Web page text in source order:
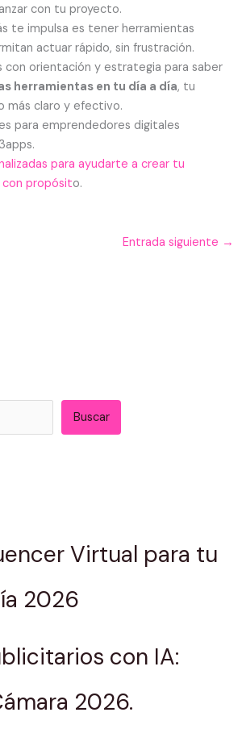
con tu proyecto.
te impulsa es tener herramientas
actuar rápido, sin frustración.
con orientación y estrategia para saber
herramientas en tu día a día, tu
más claro y efectivo.
para emprendedores digitales
para ayudarte a crear tu
propósito.
Entrada siguiente →
Buscar
Virtual para tu
2026
con IA:
2026.